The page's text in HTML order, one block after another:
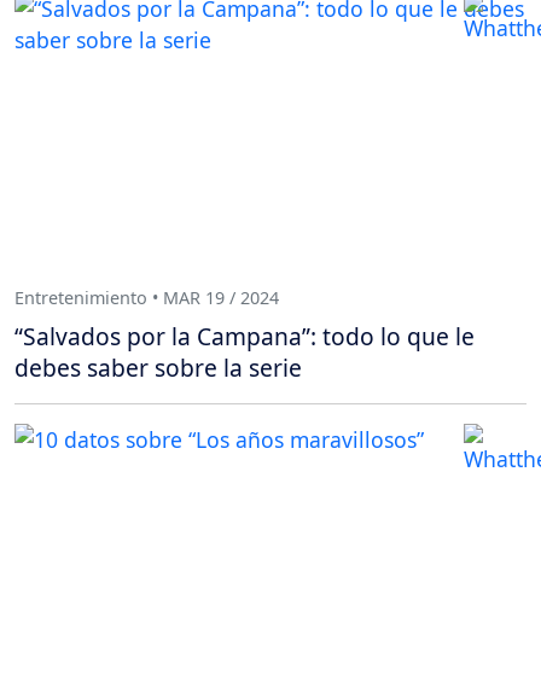
Entretenimiento • MAR 19 / 2024
“Salvados por la Campana”: todo lo que le
debes saber sobre la serie